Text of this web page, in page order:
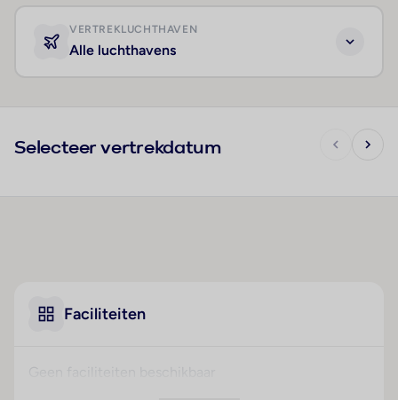
VERTREKLUCHTHAVEN
Alle luchthavens
Selecteer vertrekdatum
Faciliteiten